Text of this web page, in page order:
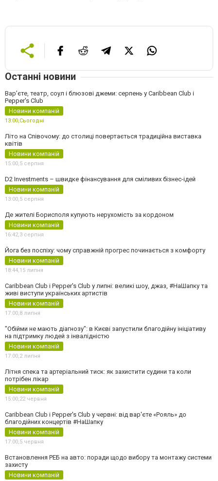
Останні новини
Вар’єте, театр, соул і блюзові джеми: серпень у Caribbean Club і
Pepper's Club
Новини компаній
13:00,Сьогодні
Літо на Співочому: до столиці повертається традиційна виставка
квітів
Новини компаній
15:00,5 серпня
D2 Investments – швидке фінансування для сміливих бізнес-ідей
Новини компаній
13:00,5 серпня
Де жителі Борисполя купують нерухомість за кордоном
Новини компаній
16:42,3 серпня
Йога без поспіху: чому справжній прогрес починається з комфорту
Новини компаній
18:44,15 липня
Caribbean Club і Pepper's Club у липні: великі шоу, джаз, #НаШапку та
живі виступи українських артистів
Новини компаній
17:00,8 липня
"Обійми не мають діагнозу": в Києві запустили благодійну ініціативу
на підтримку людей з інвалідністю
Новини компаній
17:00,2 липня
Літня спека та артеріальний тиск: як захистити судини та коли
потрібен лікар
Новини компаній
15:00,22 червня
Caribbean Club і Pepper's Club у червні: від вар'єте «Рояль» до
благодійних концертів #НаШапку
Новини компаній
17:00,5 червня
Встановлення РЕБ на авто: поради щодо вибору та монтажу системи
захисту
Новини компаній